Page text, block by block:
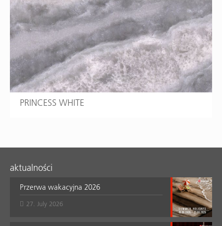
PRINCESS WHITE
aktualności
Przerwa wakacyjna 2026
27. July 2026